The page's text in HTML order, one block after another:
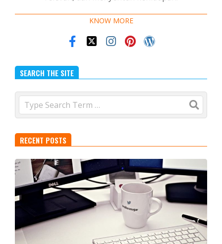
KNOW MORE
SEARCH THE SITE
Search
RECENT POSTS